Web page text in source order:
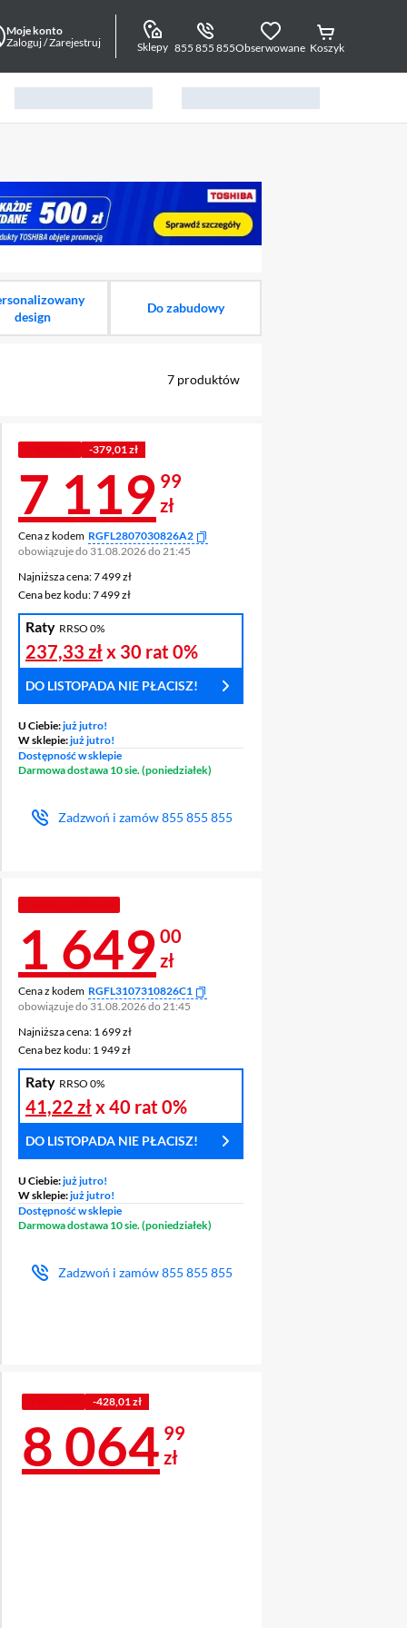
Moje konto
Zaloguj / Zarejestruj
Sklepy 855 855 855Obserwowane Koszyk
element 1 z 24
design
Do zabudowy
7 produktów
-379,01 zł
Cena 7 119,99
7 119 99
zł
Cena z kodem RGFL2807030826A2
obowiązuje do 31.08.2026 do 21:45
Najniższa cena: 7 499 zł
Najniższa cena:7 499 zł
Cena bez kodu: 7 499 zł
Cena bez kodu:7 499 zł
Raty RRSO 0%
237,33 złx 30 rat0%
DO LISTOPADA NIE PŁACISZ!
U Ciebie:już jutro!
W sklepie:już jutro!
Dostępność w sklepie
Darmowa dostawa 10 sie. (poniedziałek)
Zadzwoń i zamów855 855 855
ZA 1
Cena 1 649 zł
1 649 00
zł
Cena z kodem RGFL3107310826C1
obowiązuje do 31.08.2026 do 21:45
Najniższa cena: 1 699 zł
Najniższa cena: 1 699 zł
Cena bez kodu: 1 949 zł
Cena bez kodu: 1 949 zł
Raty RRSO 0%
41,22 złx 40 rat0%
DO LISTOPADA NIE PŁACISZ!
U Ciebie:już jutro!
W sklepie:już jutro!
Dostępność w sklepie
Darmowa dostawa 10 sie. (poniedziałek)
Zadzwoń i zamów855 855 855
-428,01 zł
Cena 8 064,99
8 064 99
zł